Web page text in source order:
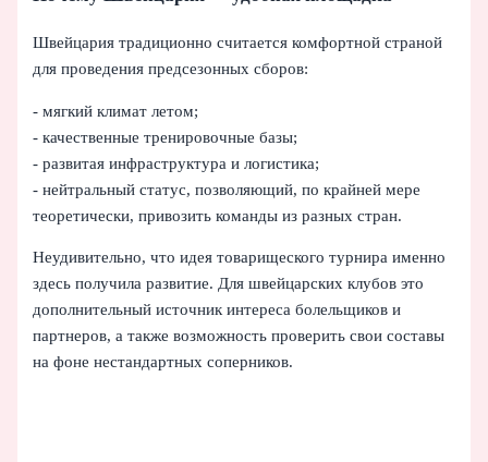
Швейцария традиционно считается комфортной страной
для проведения предсезонных сборов:
- мягкий климат летом;
- качественные тренировочные базы;
- развитая инфраструктура и логистика;
- нейтральный статус, позволяющий, по крайней мере
теоретически, привозить команды из разных стран.
Неудивительно, что идея товарищеского турнира именно
здесь получила развитие. Для швейцарских клубов это
дополнительный источник интереса болельщиков и
партнеров, а также возможность проверить свои составы
на фоне нестандартных соперников.